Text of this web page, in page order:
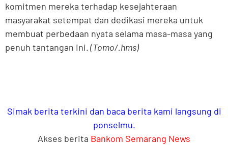
komitmen mereka terhadap kesejahteraan
masyarakat setempat dan dedikasi mereka untuk
membuat perbedaan nyata selama masa-masa yang
penuh tantangan ini.(Tomo/.hms)
Simak berita terkini dan baca berita kami langsung di
ponselmu.
Akses berita Bankom Semarang News